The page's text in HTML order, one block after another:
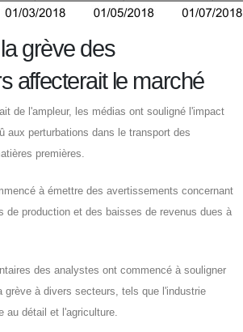
grève des
affecterait le marché
de l'ampleur, les médias ont souligné l'impact
aux perturbations dans le transport des
premières.
à émettre des avertissements concernant
de production et des baisses de revenus dues à
des analystes ont commencé à souligner
grève à divers secteurs, tels que l'industrie
au détail et l'agriculture.